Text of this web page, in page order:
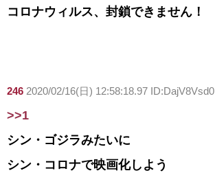
コロナウィルス、封鎖できません！
246 2020/02/16(日) 12:58:18.97 ID:DajV8Vsd0
>>1
シン・ゴジラみたいに
シン・コロナで映画化しよう